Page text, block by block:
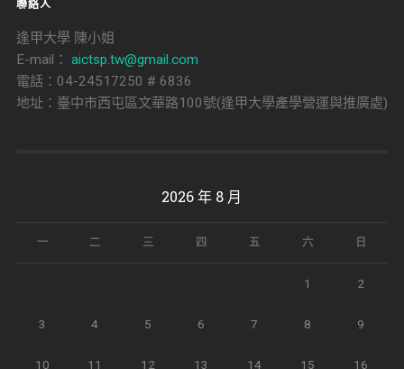
聯絡人
逢甲大學 陳小姐
E-mail： aictsp.tw@gmail.com
電話：04-24517250 # 6836
地址：臺中市西屯區文華路100號(逢甲大學產學營運與推廣處)
2026 年 8 月
一 二 三 四 五 六 日
1 2
3 4 5 6 7 8 9
10 11 12 13 14 15 16